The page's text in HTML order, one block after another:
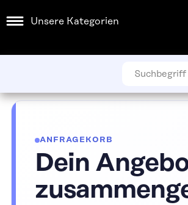
Unsere Kategorien
ANFRAGEKORB
Dein